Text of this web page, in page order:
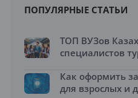
ПОПУЛЯРНЫЕ СТАТЬИ
ТОП ВУЗов
специалистов
Как оформить
для взрослых и